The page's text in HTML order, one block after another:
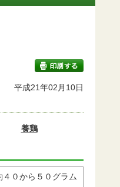
印刷する
平成21年02月10日
養鶏
０から５０グラム